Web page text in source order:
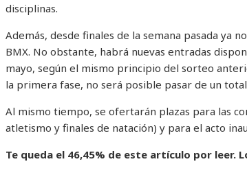
disciplinas.
Además, desde finales de la semana pasada ya
BMX. No obstante, habrá nuevas entradas
mayo, según el mismo principio del sorteo
la primera fase, no será posible pasar de un
Al mismo tiempo, se ofertarán plazas para las
atletismo y finales de natación) y para el acto
Te queda el 46,45% de este artículo por leer.